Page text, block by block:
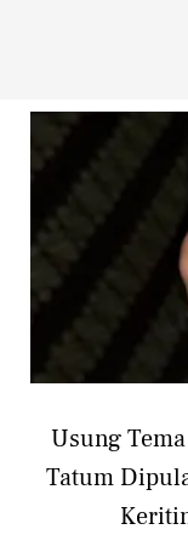
Usung
Tatum